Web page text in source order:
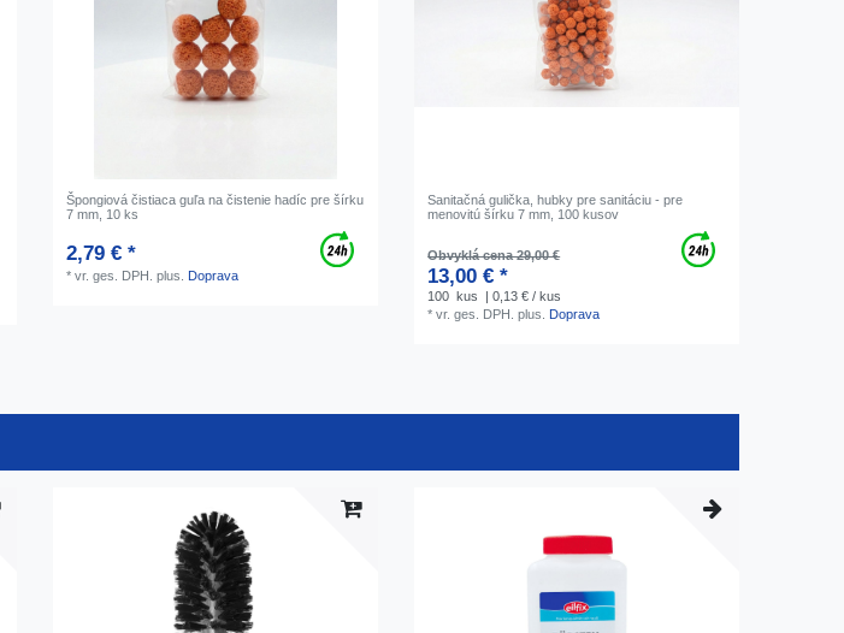
Špongiová čistiaca guľa na čistenie hadíc pre šírku
7 mm, 10 ks
2,79 € *
*vr. ges. DPH. plus. Doprava
Sanitačná gulička, hubky pre sanitáciu - pre
menovitú šírku 7 mm, 100 kusov
Obvyklá cena 29,00 €
13,00 € *
100 kus
| 0,13 € / kus
*vr. ges. DPH. plus. Doprava